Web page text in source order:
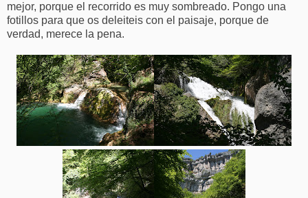
mejor, porque el recorrido es muy sombreado. Pongo una
fotillos para que os deleiteis con el paisaje, porque de
verdad, merece la pena.